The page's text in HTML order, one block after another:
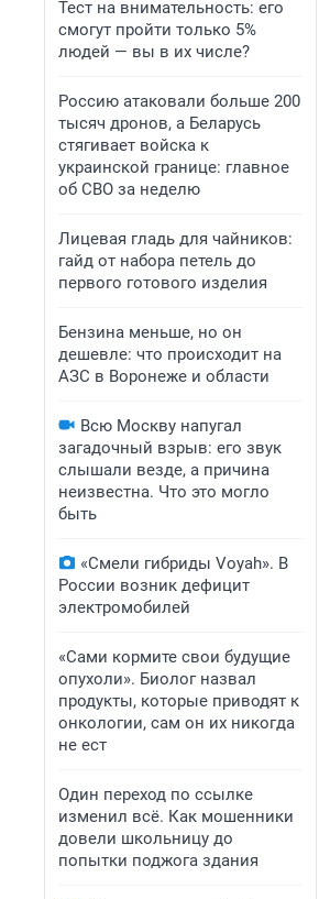
Тест на внимательность: его
смогут пройти только 5%
людей — вы в их числе?
Россию атаковали больше 200
тысяч дронов, а Беларусь
стягивает войска к
украинской границе: главное
об СВО за неделю
Лицевая гладь для чайников:
гайд от набора петель до
первого готового изделия
Бензина меньше, но он
дешевле: что происходит на
АЗС в Воронеже и области
Всю Москву напугал
загадочный взрыв: его звук
слышали везде, а причина
неизвестна. Что это могло
быть
«Смели гибриды Voyah». В
России возник дефицит
электромобилей
«Сами кормите свои будущие
опухоли». Биолог назвал
продукты, которые приводят к
онкологии, сам он их никогда
не ест
Один переход по ссылке
изменил всё. Как мошенники
довели школьницу до
попытки поджога здания